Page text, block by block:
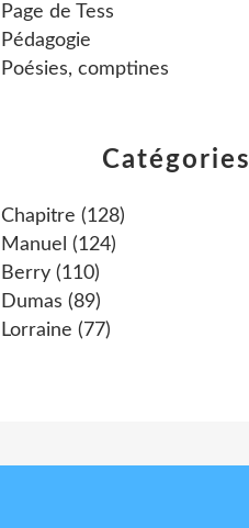
Catégories
Chapitre (128)
Manuel (124)
Berry (110)
Dumas (89)
Lorraine (77)
Page de Tess
Pédagogie
Poésies, comptines